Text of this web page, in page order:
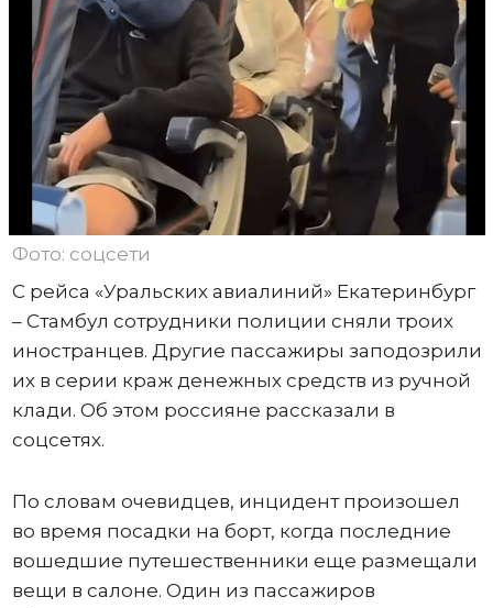
Фото: соцсети
С рейса «Уральских авиалиний» Екатеринбург
– Стамбул сотрудники полиции сняли троих
иностранцев. Другие пассажиры заподозрили
их в серии краж денежных средств из ручной
клади. Об этом россияне рассказали в
соцсетях.
По словам очевидцев, инцидент произошел
во время посадки на борт, когда последние
вошедшие путешественники еще размещали
вещи в салоне. Один из пассажиров